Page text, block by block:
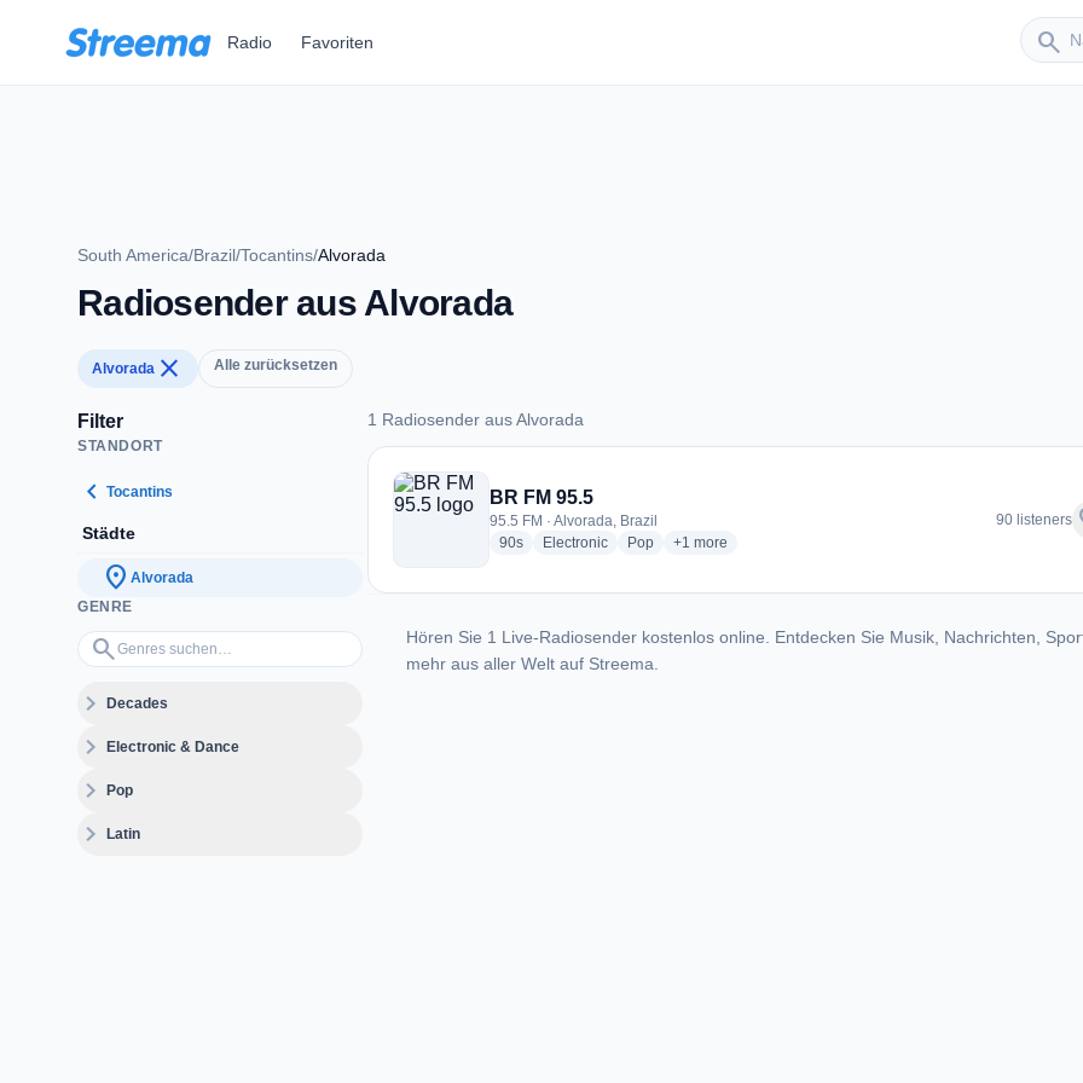
Radio Favoriten search
Sender
South America/Brazil/Tocantins/Alvorada
Radiosender aus Alvorada
Alvorada close Alle zurücksetzen
Filter
STANDORT
chevron_left Tocantins
Städte
location_on Alvorada
GENRE
search
Genres suchen…
expand_moreDecades
expand_moreElectronic & Dance
expand_morePop
expand_moreLatin
1 Radiosender aus Alvorada
1 Radiosender aus Alvorada
BR FM 95.5
95.5 FM · Alvorada, Brazil
90sradio stations
Electronicradio stations
Popradio stations
+1 more genres for BR FM 95.5
more
90 listeners
Hören Sie 1 Live-Radiosender kostenlos online. Entdecken Sie Musik, Nachrichten,
mehr aus aller Welt auf Streema.